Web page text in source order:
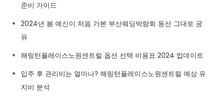
준비 가이드
2024년 봄 예신이 처음 가본 부산웨딩박람회 동선 그대로 공
유
해링턴플레이스노원센트럴 옵션 선택 비용표 2024 업데이트
입주 후 관리비는 얼마나? 해링턴플레이스노원센트럴 예상 유
지비 분석